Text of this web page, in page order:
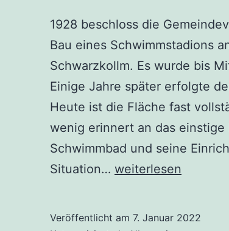
1928 beschloss die
Bau eines Schwimmstadions
Schwarzkollm. Es wurde bis
Einige Jahre später erfolgte
Heute ist die Fläche fast
wenig erinnert an das einstige
Schwimmbad und seine
Situation… Schwimmstadion
weiterlesen
Veröffentlicht am 7. Januar 2022